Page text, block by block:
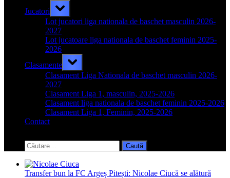
Jucatori
Toggle
sub-
menu
Lot jucatori liga nationala de baschet masculin 2026-
2027
Lot jucatoare liga nationala de baschet feminin 2025-
2026
Clasamente
Toggle
sub-
menu
Clasament Liga Nationala de baschet masculin 2026-
2027
Clasament Liga 1, masculin, 2025-2026
Clasament liga nationala de baschet feminin 2025-2026
Clasament Liga 1, Feminin, 2025-2026
Contact
search
form
Caută
după:
Transfer bun la FC Argeș Pitești: Nicolae Ciucă se alătură